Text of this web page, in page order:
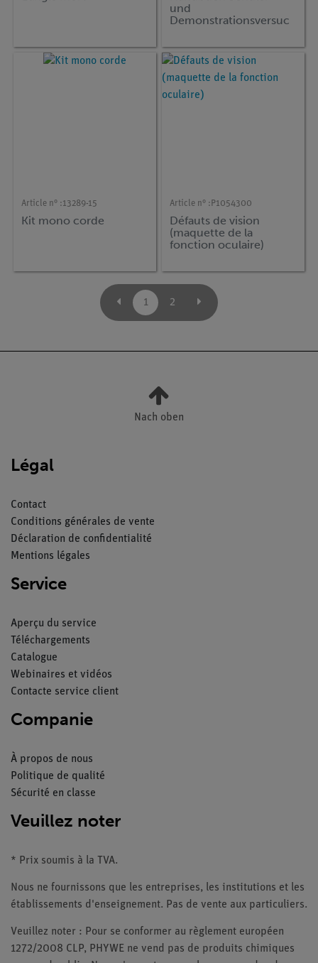
und
Demonstrationsversuc
beginner
Naturwissenschaften,
(en allemand)
Article n° :13289-15
Kit mono corde
Article n° : P1054300
Défauts de vision
(maquette de la
fonction oculaire)
1 2
Nach oben
Légal
Contact
Conditions générales de vente
Déclaration de confidentialité
Mentions légales
Service
Aperçu du service
Téléchargements
Catalogue
Webinaires et vidéos
Contacte service client
Companie
À propos de nous
Politique de qualité
Sécurité en classe
Veuillez noter
* Prix soumis à la TVA.
Nous ne fournissons que les entreprises, les institutions et les
établissements d'enseignement. Pas de vente aux particuliers.
Veuillez noter : Pour se conformer au règlement européen
1272/2008 CLP, PHYWE ne vend pas de produits chimiques